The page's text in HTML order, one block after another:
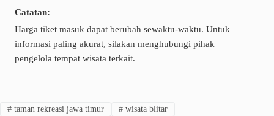
Catatan:
Harga tiket masuk dapat berubah sewaktu-waktu. Untuk
informasi paling akurat, silakan menghubungi pihak
pengelola tempat wisata terkait.
#taman rekreasi jawa timur #wisata blitar